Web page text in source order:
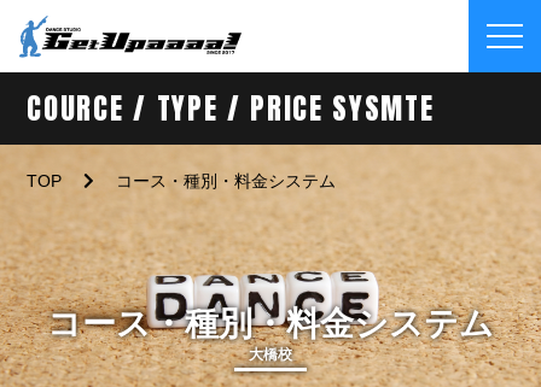
COURCE / TYPE / PRICE SYSMTE
TOP コース・種別・料金システム
コース・種別・料金システム
大橋校